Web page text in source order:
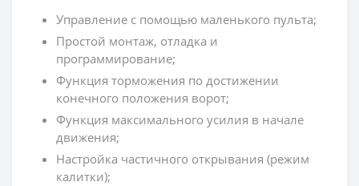
Управление с помощью маленького пульта;
Простой монтаж, отладка и
программирование;
Функция торможения по достижении
конечного положения ворот;
Функция максимального усилия в начале
движения;
Настройка частичного открывания (режим
калитки);